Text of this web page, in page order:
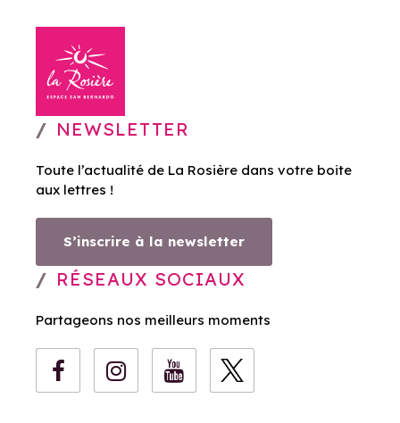
NEWSLETTER
Toute l’actualité de La Rosière dans votre boite
aux lettres !
S’inscrire à la newsletter
RÉSEAUX SOCIAUX
Partageons nos meilleurs moments